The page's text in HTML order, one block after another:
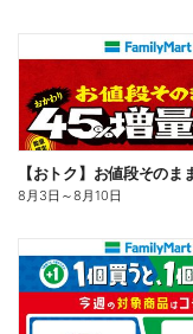
8月3日 ～8月10日